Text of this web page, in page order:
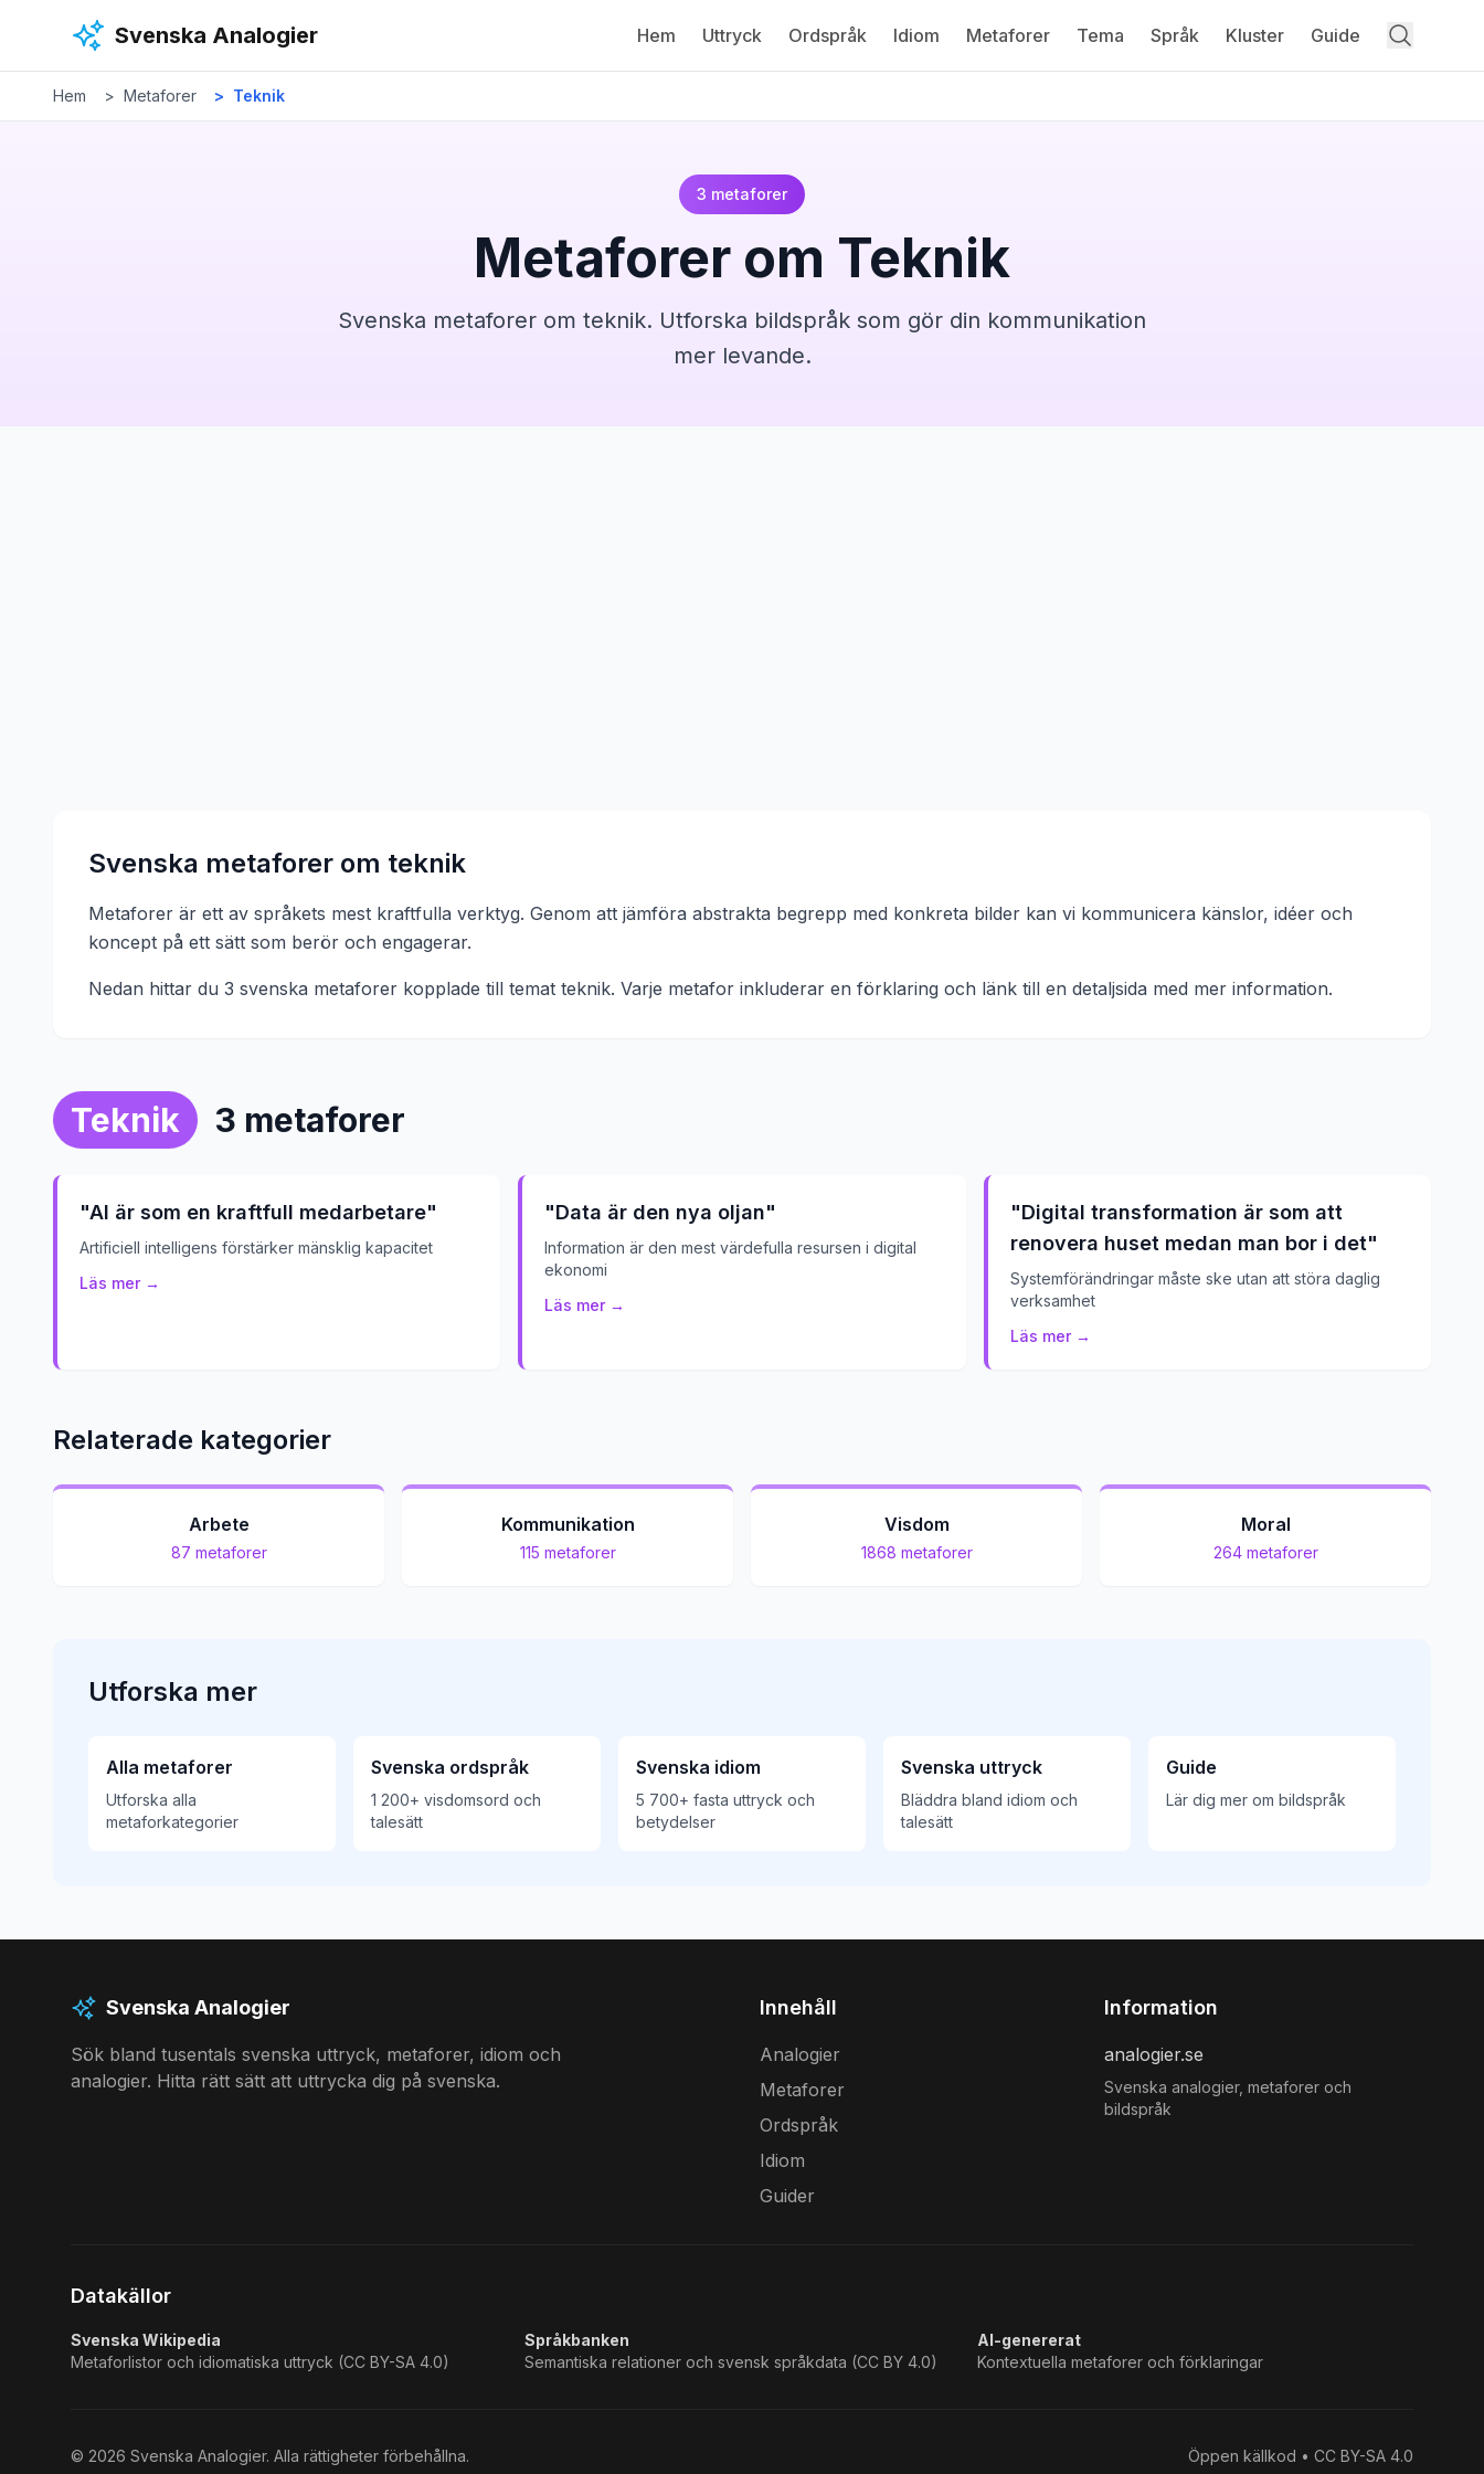
Svenska Analogier Hem Uttryck Ordspråk Idiom Metaforer Tema Språk Kluster Guide
Hem Metaforer Teknik
3 metaforer
Metaforer om Teknik
Svenska metaforer om teknik. Utforska bildspråk som gör din kommunikation
mer levande.
Svenska metaforer om teknik
Metaforer är ett av språkets mest kraftfulla verktyg. Genom att jämföra abstrakta begrepp med konkreta bilder kan vi kommunicera känslor, idéer och
koncept på ett sätt som berör och engagerar.
Nedan hittar du 3 svenska metaforer kopplade till temat teknik. Varje metafor inkluderar en förklaring och länk till en detaljsida med mer information.
Teknik 3 metaforer
"AI är som en kraftfull medarbetare"
Artificiell intelligens förstärker mänsklig kapacitet
Läs mer →
"Data är den nya oljan"
Information är den mest värdefulla resursen i digital
ekonomi
Läs mer →
"Digital transformation är som att
renovera huset medan man bor i det"
Systemförändringar måste ske utan att störa daglig
verksamhet
Läs mer →
Relaterade kategorier
Arbete
87 metaforer
Kommunikation
115 metaforer
Visdom
1868 metaforer
Moral
264metaforer
Utforska mer
Alla metaforer
Utforska alla
metaforkategorier
Svenska ordspråk
1 200+ visdomsord och
talesätt
Svenska idiom
5 700+ fasta uttryck och
betydelser
Svenska uttryck
Bläddra bland idiom och
talesätt
Guide
Lär dig mer om bildspråk
Svenska Analogier
Sök bland tusentals svenska uttryck, metaforer, idiom och
analogier. Hitta rätt sätt att uttrycka dig på svenska.
Innehåll
Analogier
Metaforer
Ordspråk
Idiom
Guider
Information
analogier.se
Svenska analogier, metaforer och
bildspråk
Datakällor
Svenska Wikipedia
Metaforlistor och idiomatiska uttryck (CC BY-SA 4.0)
Språkbanken
Semantiska relationer och svensk språkdata (CC BY 4.0)
AI-genererat
Kontextuella metaforer och förklaringar
© 2026 Svenska Analogier. Alla rättigheter förbehållna. Öppen källkod • CC BY-SA 4.0